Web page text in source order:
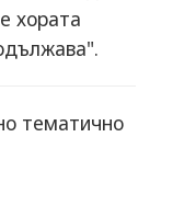
хората
тематично